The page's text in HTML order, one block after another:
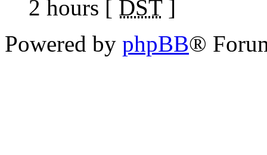
2 hours [ DST]
Powered by phpBB®